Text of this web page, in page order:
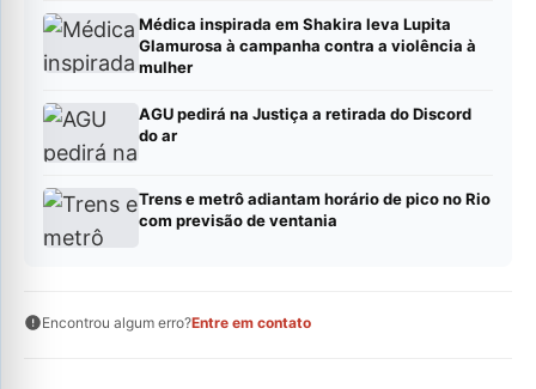
Médica inspirada em Shakira leva Lupita
Glamurosa à campanha contra a violência à
mulher
AGU pedirá na Justiça a retirada do Discord
do ar
Trens e metrô adiantam horário de pico no Rio
com previsão de ventania
Encontrou algum erro?Entre em contato